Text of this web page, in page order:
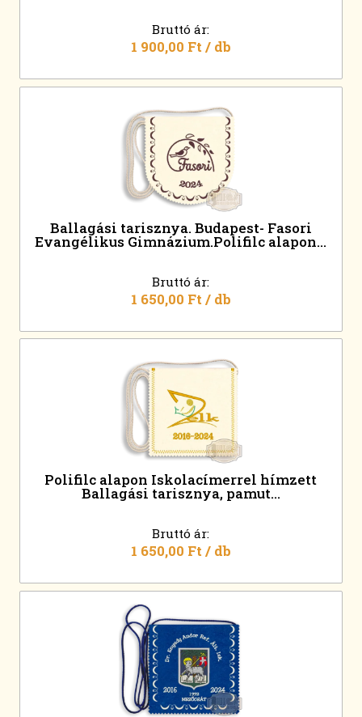
Bruttó ár:
1 900,00 Ft/ db
Ballagási tarisznya. Budapest- Fasori
Evangélikus Gimnázium.Polifilc alapon...
Bruttó ár:
1 650,00 Ft/ db
Polifilc alapon Iskolacímerrel hímzett
Ballagási tarisznya, pamut...
Bruttó ár:
1 650,00 Ft/ db